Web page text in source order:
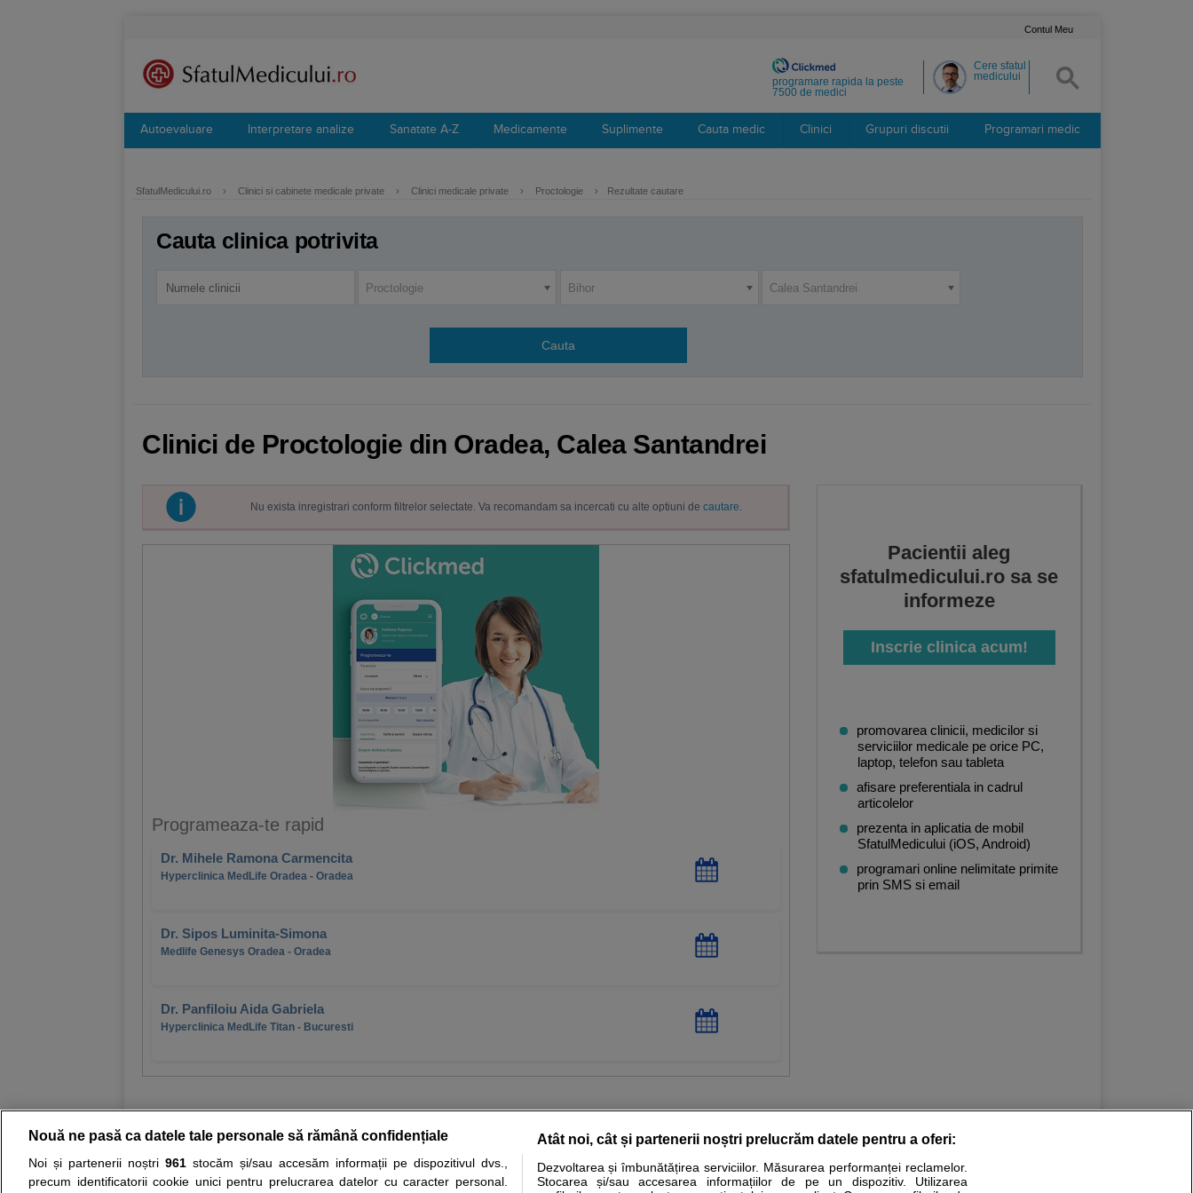
Contul Meu
Cere sfatul
medicului
programare rapida la peste
7500 de medici
Autoevaluare Interpretare analize Sanatate A-Z Medicamente Suplimente Cauta medic Clinici Grupuri discutii Programari medic
SfatulMedicului.ro › Clinici si cabinete medicale private › Clinici medicale private › Proctologie › Rezultate cautare
Cauta clinica potrivita
Proctologie Bihor Calea Santandrei
Clinici de Proctologie din Oradea, Calea Santandrei
Nu exista inregistrari conform filtrelor selectate. Va recomandam sa incercati cu alte optiuni de cautare.
Programeaza-te rapid
Dr. Mihele Ramona Carmencita
Hyperclinica MedLife Oradea - Oradea
Dr. Sipos Luminita-Simona
Medlife Genesys Oradea - Oradea
Dr. Panfiloiu Aida Gabriela
Hyperclinica MedLife Titan - Bucuresti
Pacientii aleg
sfatulmedicului.ro sa se
informeze
Inscrie clinica acum!
promovarea clinicii, medicilor si
serviciilor medicale pe orice PC,
laptop, telefon sau tableta
afisare preferentiala in cadrul
articolelor
prezenta in aplicatia de mobil
SfatulMedicului (iOS, Android)
programari online nelimitate primite
prin SMS si email
Resurse: Autoevaluare simptome Interpretare analize Specialitati medicale Boli si afectiuni Calculatoare Stiri medicale
Nouă ne pasă ca datele tale personale să rămână confidențiale
Noi și partenerii noștri 961stocăm și/sau accesăm informații pe dispozitivul dvs.,
precum identificatorii cookie unici pentru prelucrarea datelor cu caracter personal.
Atât noi, cât și partenerii noștri prelucrăm datele pentru a oferi:
Dezvoltarea și îmbunătățirea serviciilor. Măsurarea performanței reclamelor.
Stocarea și/sau accesarea informațiilor de pe un dispozitiv. Utilizarea